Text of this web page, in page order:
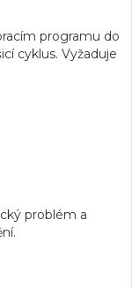
programu do
cyklus. Vyžaduje
problém a